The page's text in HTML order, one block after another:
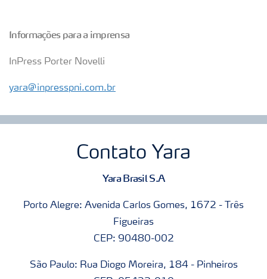
Informações para a imprensa
InPress Porter Novelli
yara@inpresspni.com.br
Contato Yara
Yara Brasil S.A
Porto Alegre: Avenida Carlos Gomes, 1672 - Três
Figueiras
CEP: 90480-002
São Paulo: Rua Diogo Moreira, 184 - Pinheiros